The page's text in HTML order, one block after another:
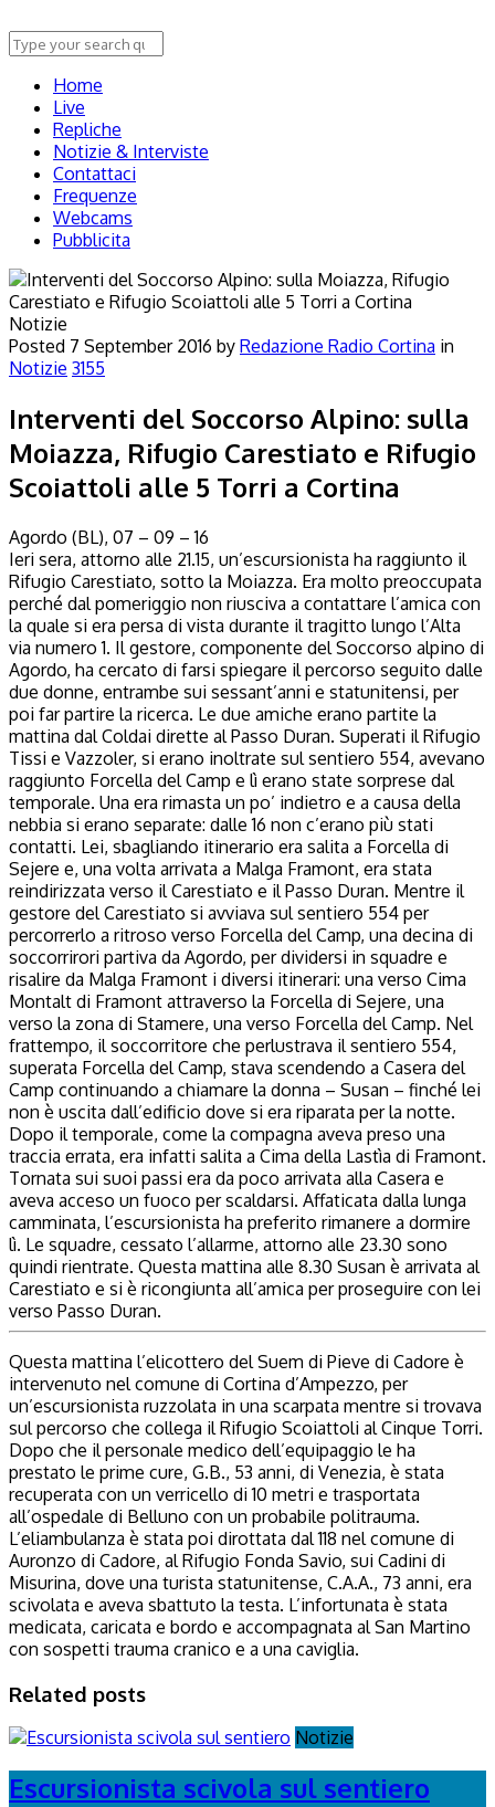
Home
Live
Repliche
Notizie & Interviste
Contattaci
Frequenze
Webcams
Pubblicita
Notizie
Posted 7 September 2016 by Redazione Radio Cortina in
Notizie 3155
Interventi del Soccorso Alpino: sulla
Moiazza, Rifugio Carestiato e Rifugio
Scoiattoli alle 5 Torri a Cortina
Agordo (BL), 07 – 09 – 16
Ieri sera, attorno alle 21.15, un’escursionista ha raggiunto il
Rifugio Carestiato, sotto la Moiazza. Era molto preoccupata
perché dal pomeriggio non riusciva a contattare l’amica con
la quale si era persa di vista durante il tragitto lungo l’Alta
via numero 1. Il gestore, componente del Soccorso alpino di
Agordo, ha cercato di farsi spiegare il percorso seguito dalle
due donne, entrambe sui sessant’anni e statunitensi, per
poi far partire la ricerca. Le due amiche erano partite la
mattina dal Coldai dirette al Passo Duran. Superati il Rifugio
Tissi e Vazzoler, si erano inoltrate sul sentiero 554, avevano
raggiunto Forcella del Camp e lì erano state sorprese dal
temporale. Una era rimasta un po’ indietro e a causa della
nebbia si erano separate: dalle 16 non c’erano più stati
contatti. Lei, sbagliando itinerario era salita a Forcella di
Sejere e, una volta arrivata a Malga Framont, era stata
reindirizzata verso il Carestiato e il Passo Duran. Mentre il
gestore del Carestiato si avviava sul sentiero 554 per
percorrerlo a ritroso verso Forcella del Camp, una decina di
soccorrirori partiva da Agordo, per dividersi in squadre e
risalire da Malga Framont i diversi itinerari: una verso Cima
Montalt di Framont attraverso la Forcella di Sejere, una
verso la zona di Stamere, una verso Forcella del Camp. Nel
frattempo, il soccorritore che perlustrava il sentiero 554,
superata Forcella del Camp, stava scendendo a Casera del
Camp continuando a chiamare la donna – Susan – finché lei
non è uscita dall’edificio dove si era riparata per la notte.
Dopo il temporale, come la compagna aveva preso una
traccia errata, era infatti salita a Cima della Lastìa di Framont.
Tornata sui suoi passi era da poco arrivata alla Casera e
aveva acceso un fuoco per scaldarsi. Affaticata dalla lunga
camminata, l’escursionista ha preferito rimanere a dormire
lì. Le squadre, cessato l’allarme, attorno alle 23.30 sono
quindi rientrate. Questa mattina alle 8.30 Susan è arrivata al
Carestiato e si è ricongiunta all’amica per proseguire con lei
verso Passo Duran.
Questa mattina l’elicottero del Suem di Pieve di Cadore è
intervenuto nel comune di Cortina d’Ampezzo, per
un’escursionista ruzzolata in una scarpata mentre si trovava
sul percorso che collega il Rifugio Scoiattoli al Cinque Torri.
Dopo che il personale medico dell’equipaggio le ha
prestato le prime cure, G.B., 53 anni, di Venezia, è stata
recuperata con un verricello di 10 metri e trasportata
all’ospedale di Belluno con un probabile politrauma.
L’eliambulanza è stata poi dirottata dal 118 nel comune di
Auronzo di Cadore, al Rifugio Fonda Savio, sui Cadini di
Misurina, dove una turista statunitense, C.A.A., 73 anni, era
scivolata e aveva sbattuto la testa. L’infortunata è stata
medicata, caricata e bordo e accompagnata al San Martino
con sospetti trauma cranico e a una caviglia.
Related posts
Notizie
Escursionista scivola sul sentiero